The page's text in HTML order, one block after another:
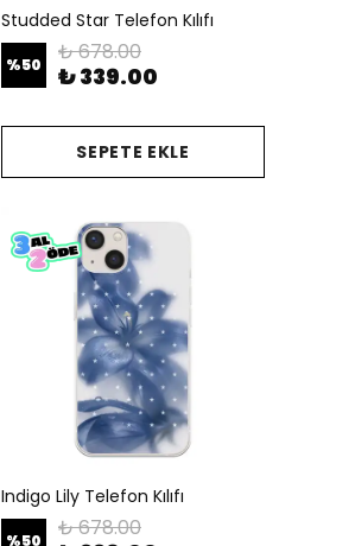
Studded Star Telefon Kılıfı
%50 ₺ 678.00
₺ 339.00
SEPETE EKLE
Indigo Lily Telefon Kılıfı
%50 ₺ 678.00